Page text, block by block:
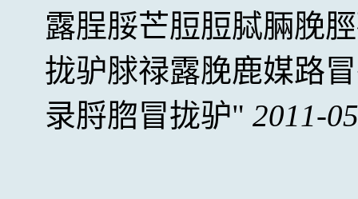
露脭脮芒脰脰脦脼脕
拢驴脙禄露脕鹿媒路
录脟脗冒拢驴
2011-